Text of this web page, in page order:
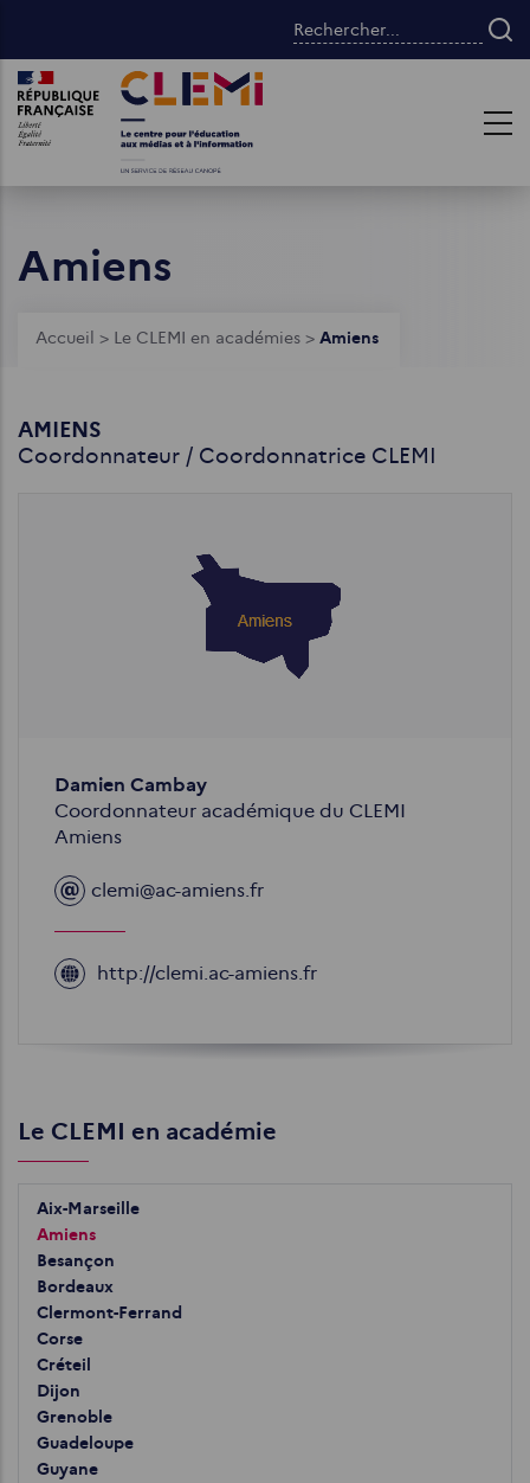
contenu
principal
Rechercher...
Images Images
Amiens
Fil
Accueil > Le CLEMI en académies > Amiens
AMIENS
Coordonnateur / Coordonnatrice CLEMI
Damien Cambay
Coordonnateur académique du CLEMI
Amiens
clemi@ac-amiens.fr
Site
http://clemi.ac-amiens.fr
Le CLEMI en académie
Aix-Marseille
Amiens
Besançon
Bordeaux
Clermont-Ferrand
Corse
Créteil
Dijon
Grenoble
Guadeloupe
Guyane